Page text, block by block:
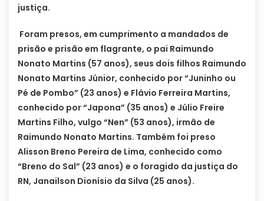
justiça.
Foram presos, em cumprimento a mandados de
prisão e prisão em flagrante, o pai Raimundo
Nonato Martins (57 anos), seus dois filhos Raimundo
Nonato Martins Júnior, conhecido por “Juninho ou
Pé de Pombo” (23 anos) e Flávio Ferreira Martins,
conhecido por “Japona” (35 anos) e Júlio Freire
Martins Filho, vulgo “Nen” (53 anos), irmão de
Raimundo Nonato Martins. Também foi preso
Alisson Breno Pereira de Lima, conhecido como
“Breno do Sal” (23 anos) e o foragido da justiça do
RN, Janailson Dionísio da Silva (25 anos).